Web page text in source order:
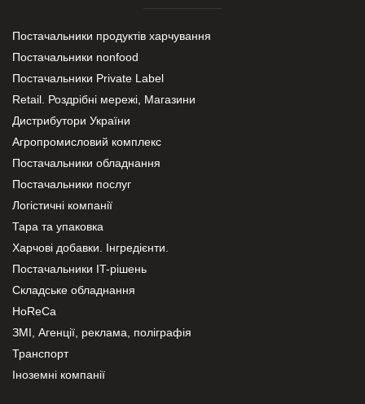
Постачальники продуктів харчування
Постачальники nonfood
Постачальники Private Label
Retail. Роздрібні мережі, Магазини
Дистрибутори України
Агропромисловий комплекс
Постачальники обладнання
Постачальники послуг
Логістичні компанії
Тара та упаковка
Харчові добавки. Інгредієнти.
Постачальники IT-рішень
Складське обладнання
HoReCa
ЗМІ, Агенції, реклама, поліграфія
Транспорт
Іноземні компанії